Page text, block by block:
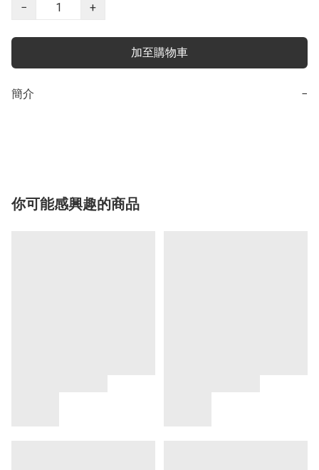
−
+
加至購物車
簡介 −
你可能感興趣的商品